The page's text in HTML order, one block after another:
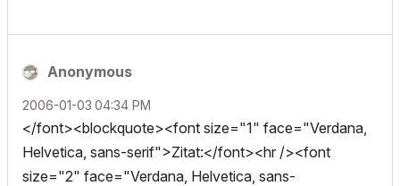
Anonymous
‎2006-01-03 04:34 PM
</font><blockquote><font size="1" face="Verdana,
Helvetica, sans-serif">Zitat:</font><hr /><font
size="2" face="Verdana, Helvetica, sans-